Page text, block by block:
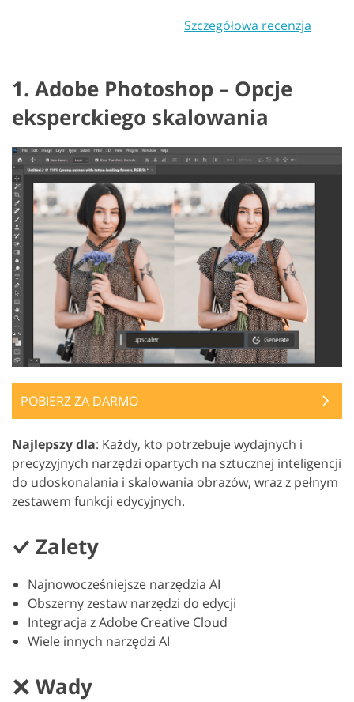
Szczegółowa recenzja
1. Adobe Photoshop – Opcje
eksperckiego skalowania
POBIERZ ZA DARMO
Najlepszy dla: Każdy, kto potrzebuje wydajnych i
precyzyjnych narzędzi opartych na sztucznej inteligencji
do udoskonalania i skalowania obrazów, wraz z pełnym
zestawem funkcji edycyjnych.
Zalety
Najnowocześniejsze narzędzia AI
Obszerny zestaw narzędzi do edycji
Integracja z Adobe Creative Cloud
Wiele innych narzędzi AI
Wady